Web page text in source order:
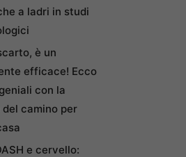
a ladri in studi
è un
efficace! Ecco
con la
del camino per
e cervello: